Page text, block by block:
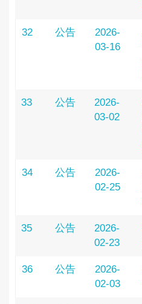
32 公告
2026-
03-16
33 公告
2026-
03-02
34 公告
2026-
02-25
35 公告
2026-
02-23
36 公告
2026-
02-03